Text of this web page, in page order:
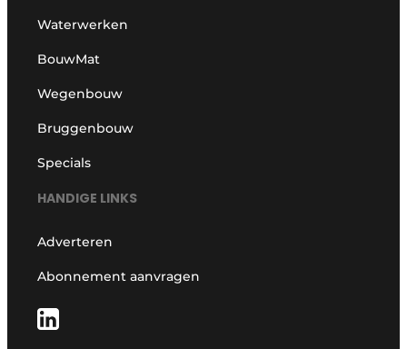
Waterwerken
BouwMat
Wegenbouw
Bruggenbouw
Specials
HANDIGE LINKS
Adverteren
Abonnement aanvragen